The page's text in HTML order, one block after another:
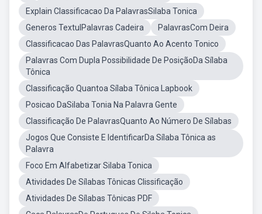
Explain Classificacao Da PalavrasSilaba Tonica
Generos TextulPalavras Cadeira
PalavrasCom Deira
Classificacao Das PalavrasQuanto Ao Acento Tonico
Palavras Com Dupla Possibilidade De PosiçãoDa Sílaba
Tônica
Classificação Quantoa Sílaba Tônica Lapbook
Posicao DaSilaba Tonia Na Palavra Gente
Classificação De PalavrasQuanto Ao Número De Sílabas
Jogos Que Consiste E IdentificarDa Sílaba Tônica as
Palavra
Foco Em Alfabetizar Silaba Tonica
Atividades De Sílabas Tônicas Clissificação
Atividades De Sílabas Tônicas PDF